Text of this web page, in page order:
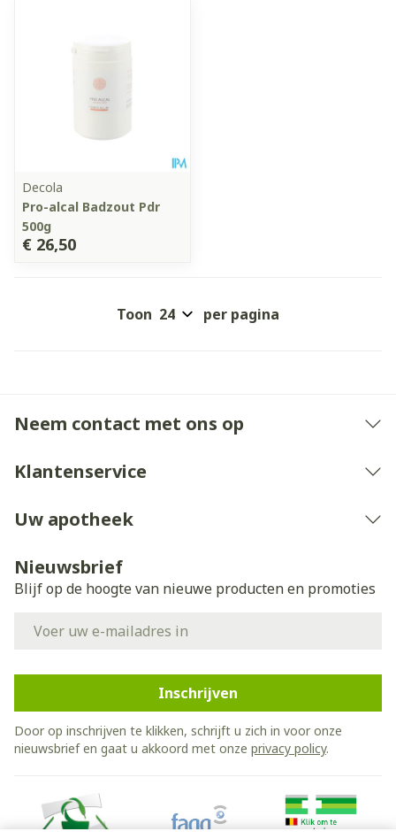
Decola
Pro-alcal Badzout Pdr
500g
€ 26,50
Toon per pagina
Neem contact met ons op
Klantenservice
Uw apotheek
Nieuwsbrief
Blijf op de hoogte van nieuwe producten en promoties
Inschrijven
Door op inschrijven te klikken, schrijft u zich in voor onze
nieuwsbrief en gaat u akkoord met onze privacy policy.